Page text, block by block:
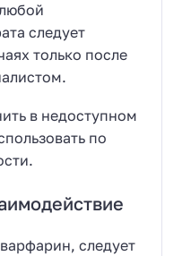
следует
только после
в недоступном
по
следует